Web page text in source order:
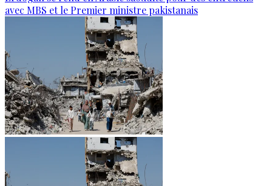
avec MBS et le Premier ministre pakistanais